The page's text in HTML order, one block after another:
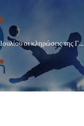
οι κληρώσεις της Γ...